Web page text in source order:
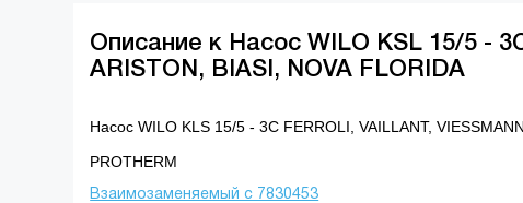
Описание к Насос WILO KSL 15/5 -
ARISTON, BIASI, NOVA FLORIDA
Насос WILO KLS 15/5 - 3C FERROLI, VAILLANT,
PROTHERM
Взаимозаменяемый с 7830453